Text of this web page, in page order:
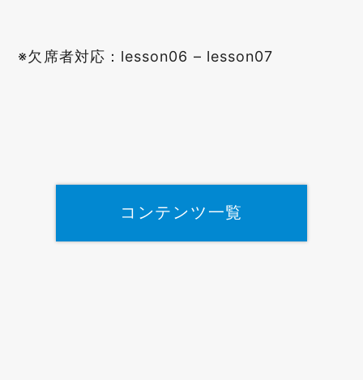
※欠席者対応：lesson06 – lesson07
コンテンツ一覧